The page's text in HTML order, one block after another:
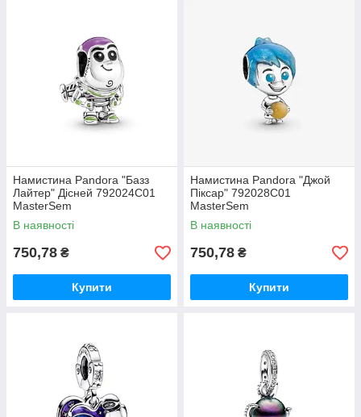
Намистина Pandora "Базз
Лайтер" Дісней 792024C01
MasterSem
В наявності
750,78 ₴
Купити
Намистина Pandora "Джой
Піксар" 792028C01
MasterSem
В наявності
750,78 ₴
Купити